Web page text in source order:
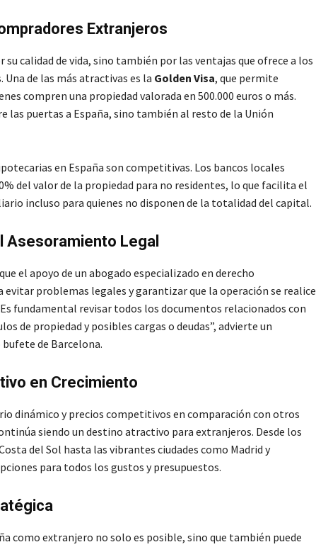
Extranjeros
su calidad de vida, sino también por las ventajas que ofrece a los
de las más atractivas es la Golden Visa, que permite
compren una propiedad valorada en 500.000 euros o más.
las puertas a España, sino también al resto de la Unión
en España son competitivas. Los bancos locales
del valor de la propiedad para no residentes, lo que facilita el
incluso para quienes no disponen de la totalidad del capital.
Asesoramiento Legal
el apoyo de un abogado especializado en derecho
problemas legales y garantizar que la operación se realice
fundamental revisar todos los documentos relacionados con
de propiedad y posibles cargas o deudas”, advierte un
de Barcelona.
en Crecimiento
dinámico y precios competitivos en comparación con otros
siendo un destino atractivo para extranjeros. Desde los
del Sol hasta las vibrantes ciudades como Madrid y
para todos los gustos y presupuestos.
como extranjero no solo es posible, sino que también puede